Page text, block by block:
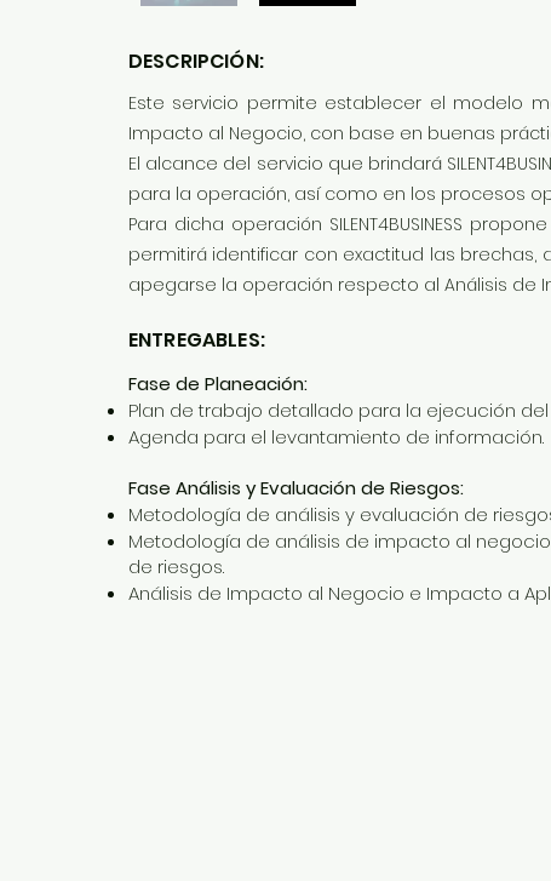
DESCRIPCIÓN:
Este servicio permite establecer el modelo
Impacto al Negocio, con base en buenas
El alcance del servicio que brindará
para la operación, así como en los procesos
Para dicha operación SILENT4BUSINESS
permitirá identificar con exactitud las
apegarse la operación respecto al Análisis de
ENTREGABLES:
Fase de Planeación:
Plan de trabajo detallado para la ejecución
Agenda para el levantamiento de información.
Fase Análisis y Evaluación de Riesgos:
Metodología de análisis y evaluación de
Metodología de análisis de impacto al
de riesgos.
Análisis de Impacto al Negocio e Impacto a